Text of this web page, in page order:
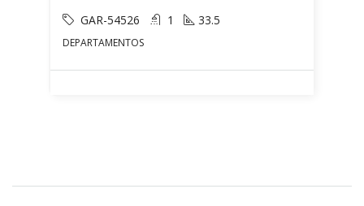
GAR-54526 1 33.5
DEPARTAMENTOS